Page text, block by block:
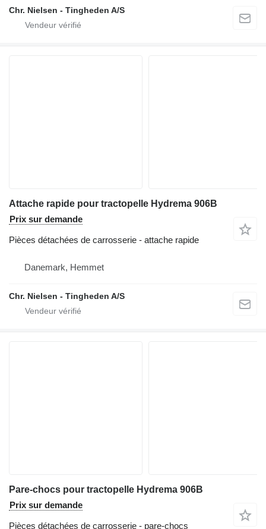
Chr. Nielsen - Tingheden A/S
Attache rapide pour tractopelle Hydrema 906B
Prix sur demande
Pièces détachées de carrosserie - attache rapide
Danemark, Hemmet
Chr. Nielsen - Tingheden A/S
Pare-chocs pour tractopelle Hydrema 906B
Prix sur demande
Pièces détachées de carrosserie - pare-chocs